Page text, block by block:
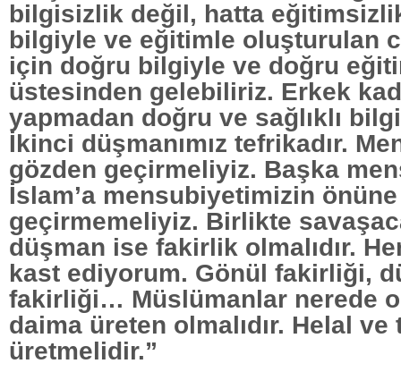
bilgisizlik değil, hatta
bilgiyle ve eğitimle oluşturulan
için doğru bilgiyle ve doğru
üstesinden gelebiliriz. Erkek
yapmadan doğru ve sağlıklı
İkinci düşmanımız tefrikadır.
gözden geçirmeliyiz. Başka
İslam’a mensubiyetimizin önüne
geçirmemeliyiz. Birlikte
düşman ise fakirlik olmalıdır.
kast ediyorum. Gönül fakirliği,
fakirliği… Müslümanlar nerede
daima üreten olmalıdır. Helal ve
üretmelidir.”